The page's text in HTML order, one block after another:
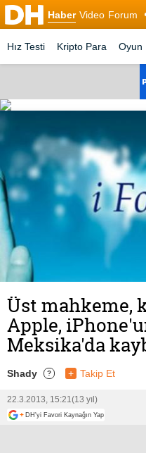
Haber Video Forum
Hız Testi Kripto Para Oyun
Üst mahkeme,
Apple,
Meksika'da
Shady ? + Takip Et
22.3.2013, 15:21(13 yıl)
+ DH'yi Favori Kaynağın Yap